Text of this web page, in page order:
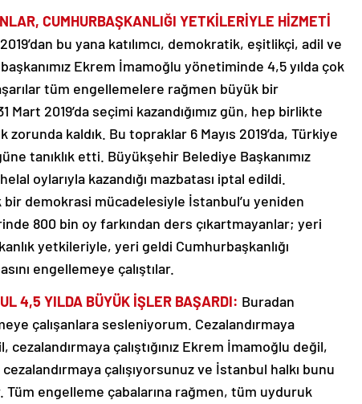
CUMHURBAŞKANLIĞI YETKİLERİYLE HİZMETİ
bu yana katılımcı, demokratik, eşitlikçi, adil ve
Ekrem İmamoğlu yönetiminde 4,5 yılda çok
tüm engellemelere rağmen büyük bir
2019’da seçimi kazandığımız gün, hep birlikte
kaldık. Bu topraklar 6 Mayıs 2019’da, Türkiye
tanıklık etti. Büyükşehir Belediye Başkanımız
oylarıyla kazandığı mazbatası iptal edildi.
bir demokrasi mücadelesiyle İstanbul’u yeniden
800 bin oy farkından ders çıkartmayanlar; yeri
yetkileriyle, yeri geldi Cumhurbaşkanlığı
engellemeye çalıştılar.
4,5 YILDA BÜYÜK İŞLER BAŞARDI: Buradan
çalışanlara sesleniyorum. Cezalandırmaya
cezalandırmaya çalıştığınız Ekrem İmamoğlu değil,
çalışıyorsunuz ve İstanbul halkı bunu
engelleme çabalarına rağmen, tüm uyduruk